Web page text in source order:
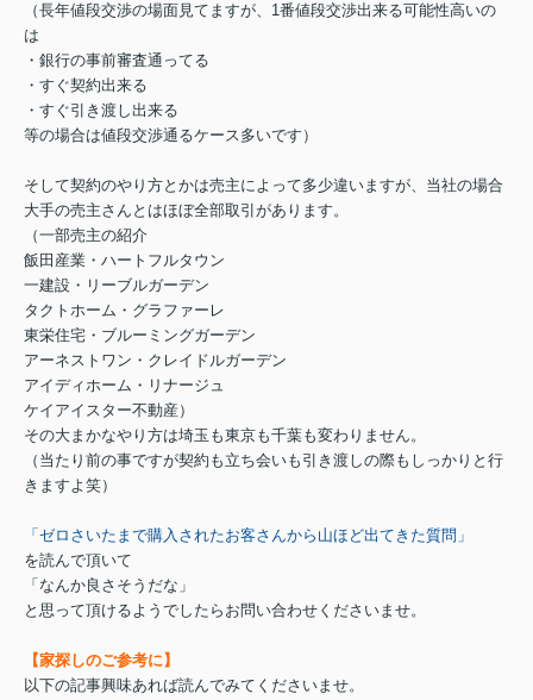
（長年値段交渉の場面見てますが、1番値段交渉出来る可能性高いの
は
・銀行の事前審査通ってる
・すぐ契約出来る
・すぐ引き渡し出来る
等の場合は値段交渉通るケース多いです）
そして契約のやり方とかは売主によって多少違いますが、当社の場合
大手の売主さんとはほぼ全部取引があります。
（一部売主の紹介
飯田産業・ハートフルタウン
一建設・リーブルガーデン
タクトホーム・グラファーレ
東栄住宅・ブルーミングガーデン
アーネストワン・クレイドルガーデン
アイディホーム・リナージュ
ケイアイスター不動産）
その大まかなやり方は埼玉も東京も千葉も変わりません。
（当たり前の事ですが契約も立ち会いも引き渡しの際もしっかりと行
きますよ笑）
「ゼロさいたまで購入されたお客さんから山ほど出てきた質問」
を読んで頂いて
「なんか良さそうだな」
と思って頂けるようでしたらお問い合わせくださいませ。
【家探しのご参考に】
以下の記事興味あれば読んでみてくださいませ。